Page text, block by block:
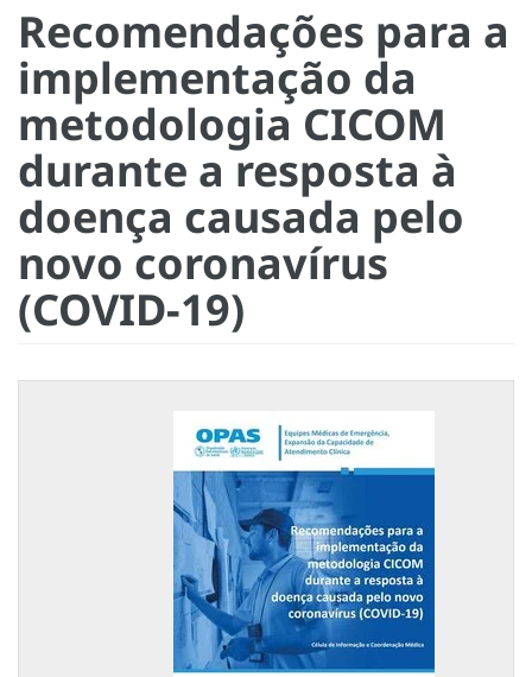
Recomendações para a
implementação da
metodologia CICOM
durante a resposta à
doença causada pelo
novo coronavírus
(COVID-19)